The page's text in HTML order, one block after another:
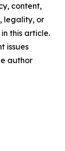
content,
legality, or
this article.
issues
author